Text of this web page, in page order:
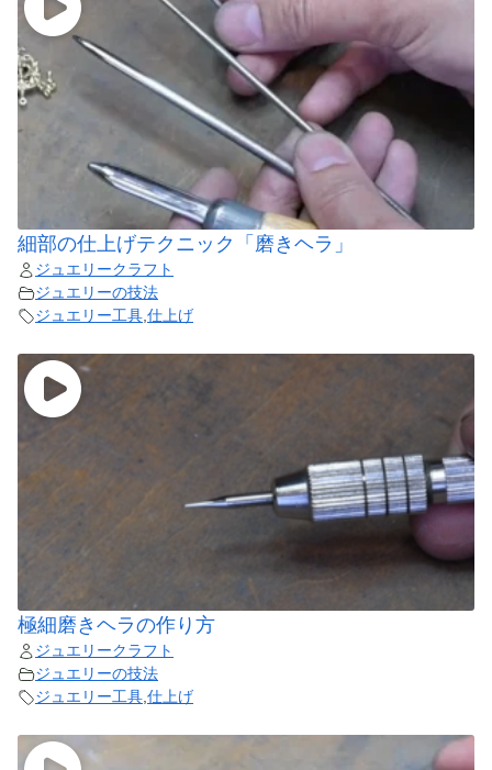
細部の仕上げテクニック「磨きヘラ」
ジュエリークラフト
ジュエリーの技法
ジュエリー工具,仕上げ
極細磨きヘラの作り方
ジュエリークラフト
ジュエリーの技法
ジュエリー工具,仕上げ